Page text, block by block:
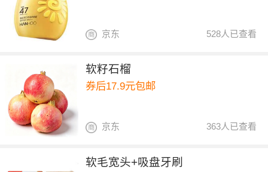
528人已查看
京东
软籽石榴
券后17.9元包邮
363人已查看
京东
软毛宽头+吸盘牙刷